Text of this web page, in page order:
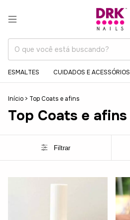
ESMALTES CUIDADOS E ACESSÓRIOS
Início > Top Coats e afins
Top Coats e afins
Filtrar